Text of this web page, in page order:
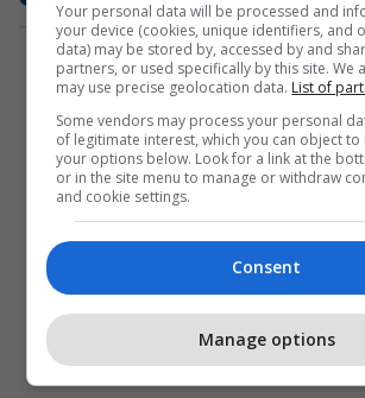
1
Your personal data will be processed and
your device (cookies, unique identifiers, and
data) may be stored by, accessed by and
partners, or used specifically by this site. We
may use precise geolocation data. List of
Some vendors may process your personal
of legitimate interest, which you can object to
your options below. Look for a link at the
or in the site menu to manage or withdraw
and cookie settings.
Consent
Manage options